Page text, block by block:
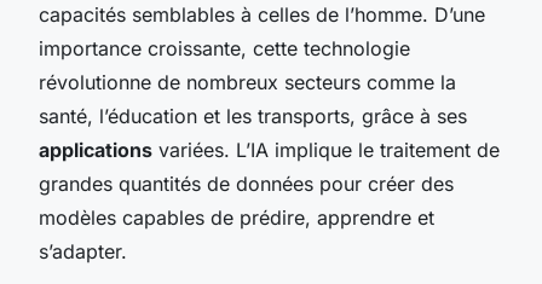
capacités semblables à celles de l’homme. D’une
importance croissante, cette technologie
révolutionne de nombreux secteurs comme la
santé, l’éducation et les transports, grâce à ses
applications variées. L’IA implique le traitement de
grandes quantités de données pour créer des
modèles capables de prédire, apprendre et
s’adapter.